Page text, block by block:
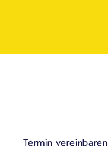
Termin vereinbaren